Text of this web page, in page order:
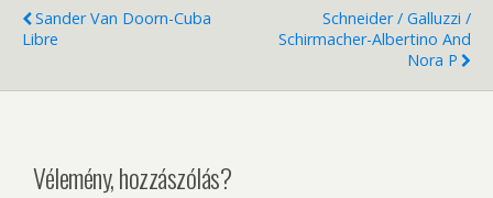
Sander Van Doorn-Cuba
Libre
Schneider / Galluzzi /
Schirmacher-Albertino And
Nora P
Vélemény, hozzászólás?